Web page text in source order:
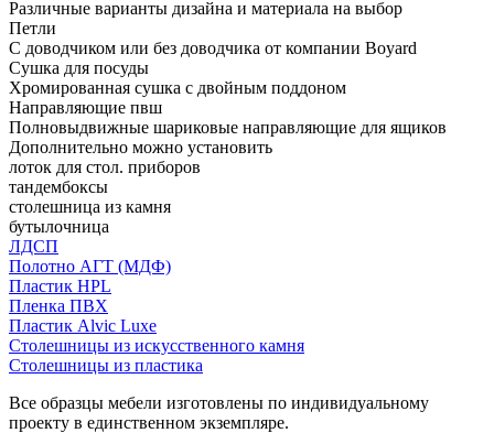
Различные варианты дизайна и материала на выбор
Петли
С доводчиком или без доводчика от компании Boyard
Сушка для посуды
Хромированная сушка с двойным поддоном
Направляющие пвш
Полновыдвижные шариковые направляющие для ящиков
Дополнительно можно установить
лоток для стол. приборов
тандембоксы
столешница из камня
бутылочница
ЛДСП
Полотно АГТ (МДФ)
Пластик HPL
Пленка ПВХ
Пластик Alvic Luxe
Столешницы из искусственного камня
Столешницы из пластика
Все образцы мебели изготовлены по индивидуальному
проекту в единственном экземпляре.